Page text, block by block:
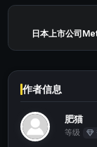
日本上市公司
作者信息
肥猫
等级